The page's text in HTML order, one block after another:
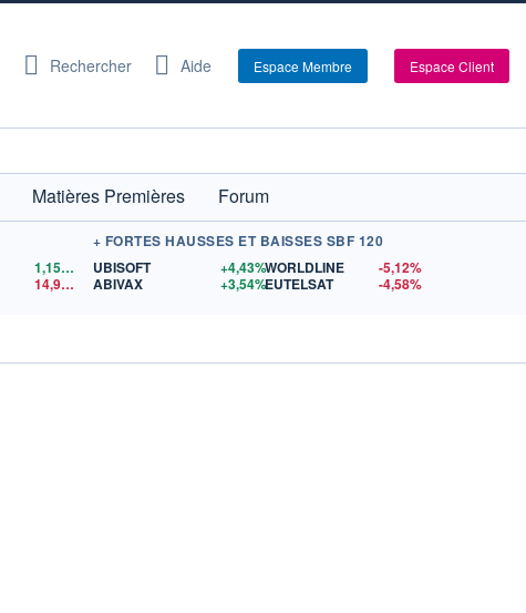
Rechercher Aide Espace Membre Espace Client
Matières Premières
Forum
1,1559
$US
14,90$US
+ FORTES HAUSSES ET BAISSES SBF 120
UBISOFT
+4,43%
ABIVAX
+3,54%
WORLDLINE
-5,12%
EUTELSAT
-4,58%